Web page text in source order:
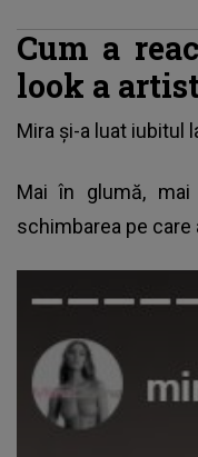
Cum a
look a
Mira și-a luat iubitul
Mai în glumă,
schimbarea pe